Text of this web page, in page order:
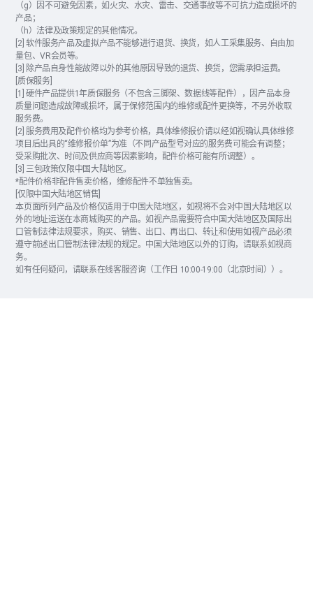
（g）因不可避免因素，如火灾、水灾、雷击、交通事故等不可抗力造成损坏的
产品；
（h）法律及政策规定的其他情况。
[2] 软件服务产品及虚拟产品不能够进行退货、换货，如人工采集服务、自由加
量包、VR会员等。
[3] 除产品自身性能故障以外的其他原因导致的退货、换货，您需承担运费。
[质保服务]
[1] 硬件产品提供1年质保服务（不包含三脚架、数据线等配件），因产品本身
质量问题造成故障或损坏，属于保修范围内的维修或配件更换等，不另外收取
服务费。
[2] 服务费用及配件价格均为参考价格，具体维修报价请以经如视确认具体维修
项目后出具的“维修报价单”为准（不同产品型号对应的服务费可能会有调整；
受采购批次、时间及供应商等因素影响，配件价格可能有所调整）。
[3] 三包政策仅限中国大陆地区。
*配件价格非配件售卖价格，维修配件不单独售卖。
[仅限中国大陆地区销售]
本页面所列产品及价格仅适用于中国大陆地区，如视将不会对中国大陆地区以
外的地址运送在本商城购买的产品。如视产品需要符合中国大陆地区及国际出
口管制法律法规要求，购买、销售、出口、再出口、转让和使用如视产品必须
遵守前述出口管制法律法规的规定。中国大陆地区以外的订购，请联系如视商
务。
如有任何疑问，请联系在线客服咨询（工作日 10:00-19:00（北京时间））。